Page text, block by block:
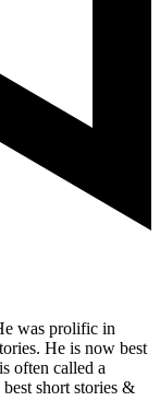
was prolific in
He is now best
often called a
short stories &